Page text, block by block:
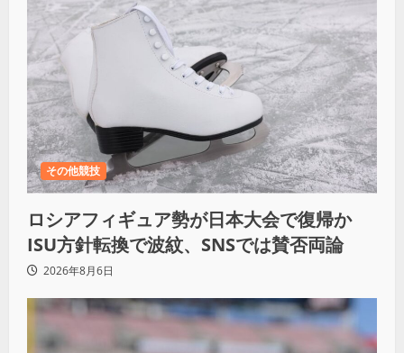
その他競技
ロシアフィギュア勢が日本大会で復帰か
ISU方針転換で波紋、SNSでは賛否両論
2026年8月6日